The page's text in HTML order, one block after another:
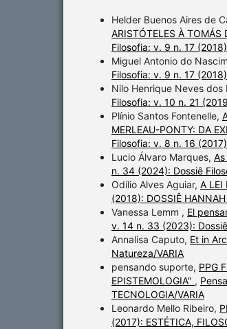
Helder Buenos Aires de
ARISTÓTELES À TOMÁS
Filosofia: v. 9 n. 17
Miguel Antonio do
Filosofia: v. 9 n. 17
Nilo Henrique Neves dos
Filosofia: v. 10 n. 21
Plínio Santos Fontenelle,
MERLEAU-PONTY: DA
Filosofia: v. 8 n. 16
Lucio Álvaro Marques,
n. 34 (2024): Dossiê
Odílio Alves Aguiar, A LEI
(2018): DOSSIÊ
Vanessa Lemm , El
v. 14 n. 33 (2023):
Annalisa Caputo, Et in
Natureza/VARIA
pensando suporte, PPG
EPISTEMOLOGIA" ,
TECNOLOGIA/VARIA
Leonardo Mello Ribeiro,
(2017): ESTÉTICA,